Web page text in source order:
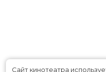
Сайт кинотеатра